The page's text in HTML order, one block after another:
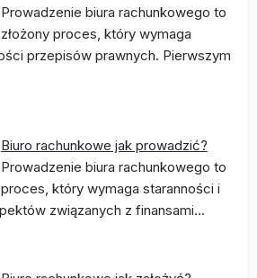
Prowadzenie biura rachunkowego to
złożony proces, który wymaga
przepisów prawnych. Pierwszym
Biuro rachunkowe jak prowadzić?
Prowadzenie biura rachunkowego to
proces, który wymaga staranności i
związanych z finansami…